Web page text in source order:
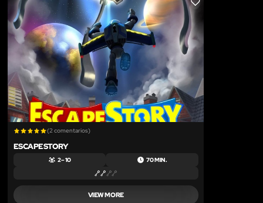
LIKE
(2 comentarios)
ESCAPESTORY
2 – 10 70 MIN.
VIEW MORE